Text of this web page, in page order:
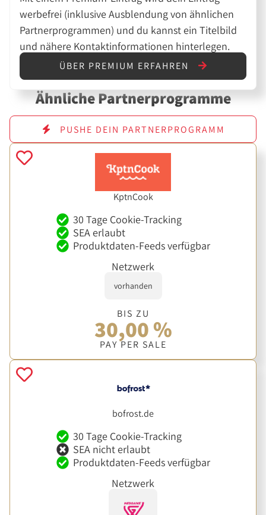
werbefrei (inklusive Ausblendung von ähnlichen
Partnerprogrammen) und du kannst ein Titelbild
und nähere Kontaktinformationen hinterlegen.
ÜBER PREMIUM ERFAHREN
Ähnliche Partnerprogramme
PUSHE DEIN PARTNERPROGRAMM
KptnCook
30 Tage Cookie-Tracking
SEA erlaubt
Produktdaten-Feeds verfügbar
Netzwerk
vorhanden
BIS ZU
30,00 %
PAY PER SALE
bofrost.de
30 Tage Cookie-Tracking
SEA nicht erlaubt
Produktdaten-Feeds verfügbar
Netzwerk